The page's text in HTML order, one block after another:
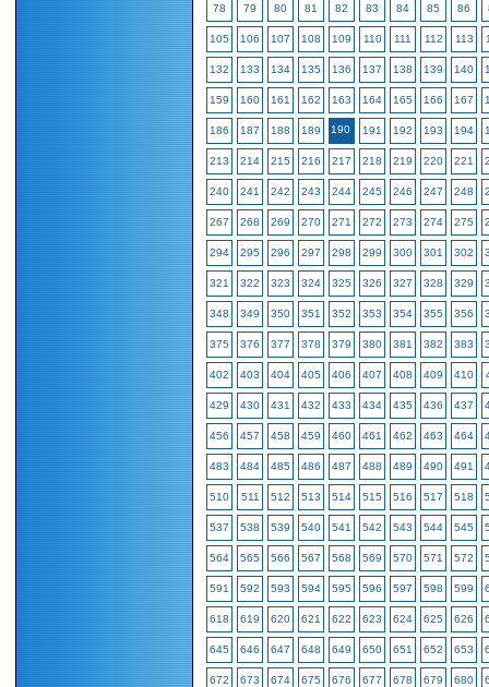
78 79 80 81 82 83 84 85 86
105 106 107 108 109 110 111 112 113
132 133 134 135 136 137 138 139 140
159 160 161 162 163 164 165 166 167
186 187 188 189 190 191 192 193 194
213 214 215 216 217 218 219 220 221
240 241 242 243 244 245 246 247 248
267 268 269 270 271 272 273 274 275
294 295 296 297 298 299 300 301 302
321 322 323 324 325 326 327 328 329
348 349 350 351 352 353 354 355 356
375 376 377 378 379 380 381 382 383
402 403 404 405 406 407 408 409 410
429 430 431 432 433 434 435 436 437
456 457 458 459 460 461 462 463 464
483 484 485 486 487 488 489 490 491
510 511 512 513 514 515 516 517 518
537 538 539 540 541 542 543 544 545
564 565 566 567 568 569 570 571 572
591 592 593 594 595 596 597 598 599
618 619 620 621 622 623 624 625 626
645 646 647 648 649 650 651 652 653
672 673 674 675 676 677 678 679 680